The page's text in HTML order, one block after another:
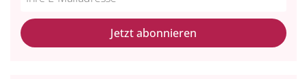
fill
this
Mailadresse:
Jetzt abonnieren